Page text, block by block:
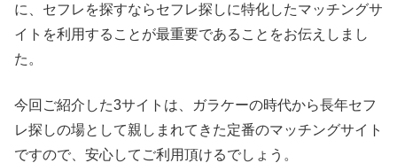
に、セフレを探すならセフレ探しに特化したマッチングサ
イトを利用することが最重要であることをお伝えしまし
た。
今回ご紹介した3サイトは、ガラケーの時代から長年セフ
レ探しの場として親しまれてきた定番のマッチングサイト
ですので、安心してご利用頂けるでしょう。